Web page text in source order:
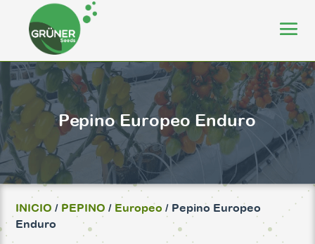
Pepino Europeo Enduro
INICIO / PEPINO / Europeo / Pepino Europeo
Enduro